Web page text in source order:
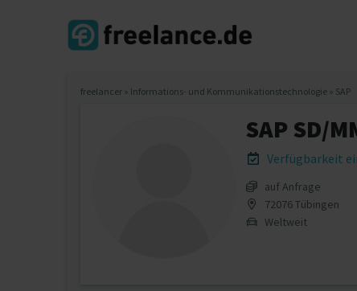
freelancer » Informations- und Kommunikationstechnologie » SAP
SAP SD/
Verfügbarkeit
auf Anfrage
72076 Tübingen
Weltweit